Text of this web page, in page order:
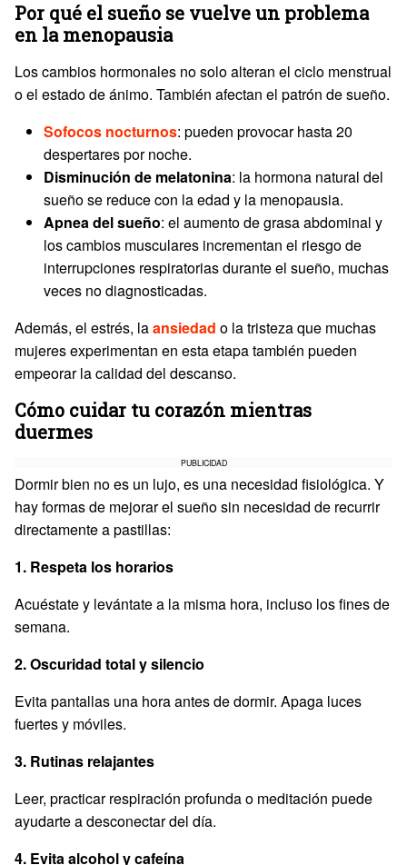
Por qué el sueño se vuelve un problema
en la menopausia
Los cambios hormonales no solo alteran el ciclo menstrual
o el estado de ánimo. También afectan el patrón de sueño.
Sofocos nocturnos: pueden provocar hasta 20
despertares por noche.
Disminución de melatonina: la hormona natural del
sueño se reduce con la edad y la menopausia.
Apnea del sueño: el aumento de grasa abdominal y
los cambios musculares incrementan el riesgo de
interrupciones respiratorias durante el sueño, muchas
veces no diagnosticadas.
Además, el estrés, laansiedad o la tristeza que muchas
mujeres experimentan en esta etapa también pueden
empeorar la calidad del descanso.
Cómo cuidar tu corazón mientras
duermes
PUBLICIDAD
Dormir bien no es un lujo, es una necesidad fisiológica. Y
hay formas de mejorar el sueño sin necesidad de recurrir
directamente a pastillas:
1. Respeta los horarios
Acuéstate y levántate a la misma hora, incluso los fines de
semana.
2. Oscuridad total y silencio
Evita pantallas una hora antes de dormir. Apaga luces
fuertes y móviles.
3. Rutinas relajantes
Leer, practicar respiración profunda o meditación puede
ayudarte a desconectar del día.
4. Evita alcohol y cafeína